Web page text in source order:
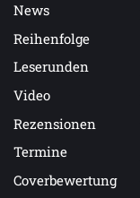
News
Reihenfolge
Leserunden
Video
Rezensionen
Termine
Coverbewertung